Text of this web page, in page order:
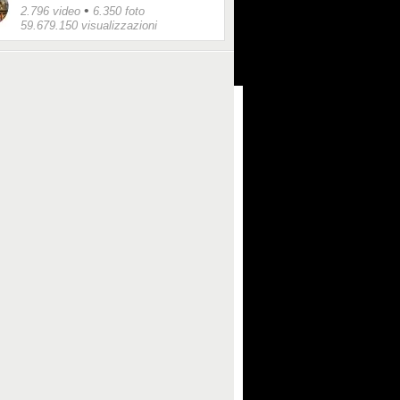
2.796 video • 6.350 foto
59.679.150 visualizzazioni